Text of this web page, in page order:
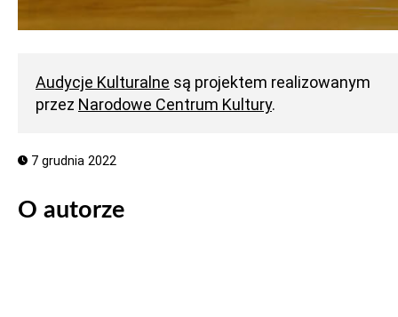
Audycje Kulturalne są projektem realizowanym
przez Narodowe Centrum Kultury.
7 grudnia 2022
O autorze